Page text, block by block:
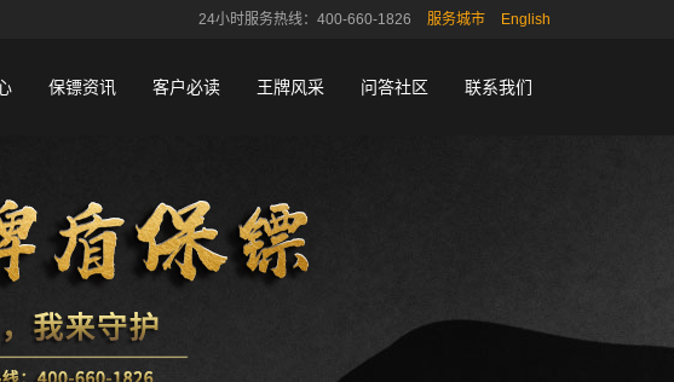
24小时服务热线：400-660-1826 服务城市 English
保镖资讯 客户必读 王牌风采 问答社区 联系我们